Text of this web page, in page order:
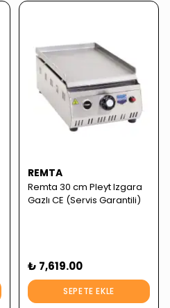
REMTA
Remta 30 cm Pleyt Izgara
Gazlı CE (Servis Garantili)
₺ 7,619.00
SEPETE EKLE